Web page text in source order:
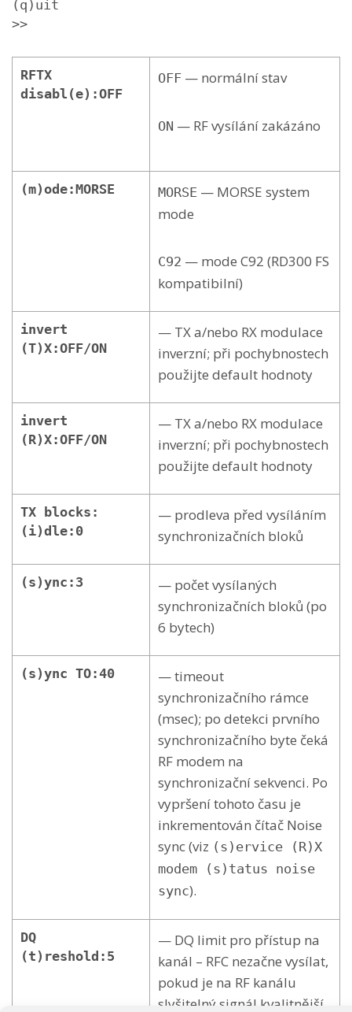
(q)uit
>>
RFTX
disabl(e):OFF
OFF — normální stav
ON — RF vysílání zakázáno
(m)ode:MORSE MORSE — MORSE system
mode
C92 — mode C92 (RD300 FS
kompatibilní)
invert
(T)X:OFF/ON
— TX a/nebo RX modulace
inverzní; při pochybnostech
použijte default hodnoty
invert
(R)X:OFF/ON
— TX a/nebo RX modulace
inverzní; při pochybnostech
použijte default hodnoty
TX blocks:
(i)dle:0
— prodleva před vysíláním
synchronizačních bloků
(s)ync:3
— počet vysílaných
synchronizačních bloků (po
6 bytech)
(s)ync TO:40
— timeout
synchronizačního rámce
(msec); po detekci prvního
synchronizačního byte čeká
RF modem na
synchronizační sekvenci. Po
vypršení tohoto času je
inkrementován čítač Noise
sync (viz (s)ervice (R)X
modem (s)tatus noise
sync).
DQ
(t)reshold:5
— DQ limit pro přístup na
kanál – RFC nezačne vysílat,
pokud je na RF kanálu
slyšitelný signál kvalitnější